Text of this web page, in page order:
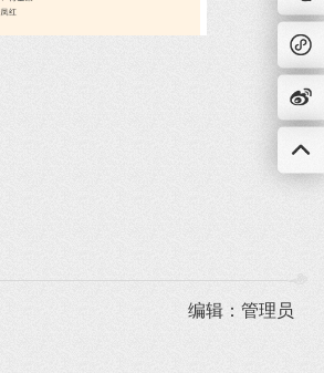
编辑：管理员